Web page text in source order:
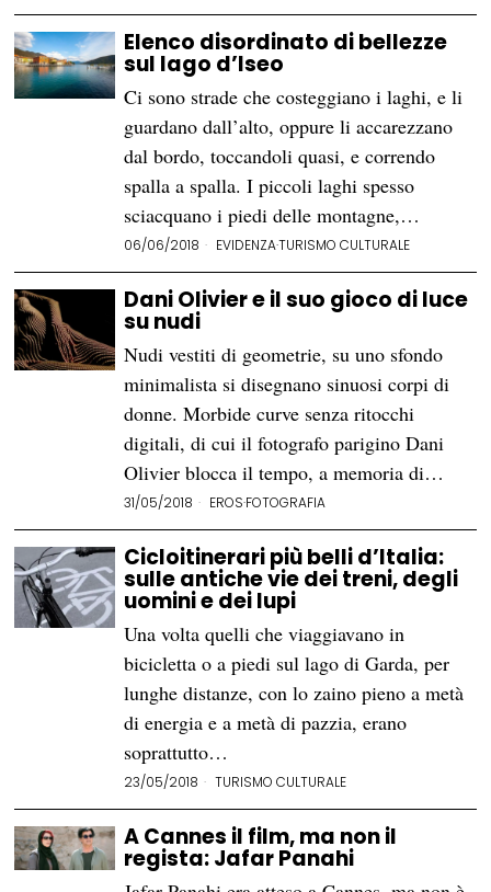
Elenco disordinato di bellezze
sul lago d’Iseo
Ci sono strade che costeggiano i laghi, e li
guardano dall’alto, oppure li accarezzano
dal bordo, toccandoli quasi, e correndo
spalla a spalla. I piccoli laghi spesso
sciacquano i piedi delle montagne,…
06/06/2018 EVIDENZA·TURISMO CULTURALE
Dani Olivier e il suo gioco di luce
su nudi
Nudi vestiti di geometrie, su uno sfondo
minimalista si disegnano sinuosi corpi di
donne. Morbide curve senza ritocchi
digitali, di cui il fotografo parigino Dani
Olivier blocca il tempo, a memoria di…
31/05/2018 EROS·FOTOGRAFIA
Cicloitinerari più belli d’Italia:
sulle antiche vie dei treni, degli
uomini e dei lupi
Una volta quelli che viaggiavano in
bicicletta o a piedi sul lago di Garda, per
lunghe distanze, con lo zaino pieno a metà
di energia e a metà di pazzia, erano
soprattutto…
23/05/2018 TURISMO CULTURALE
A Cannes il film, ma non il
regista: Jafar Panahi